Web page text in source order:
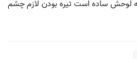
لوحش ساده است تیره بودن لازم چشم